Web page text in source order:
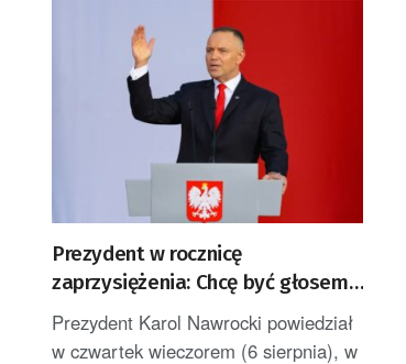
Prezydent w rocznicę
zaprzysiężenia: Chcę być głosem
Polek i Polaków [AKTUALIZACJA]
Prezydent Karol Nawrocki powiedział
w czwartek wieczorem (6 sierpnia), w